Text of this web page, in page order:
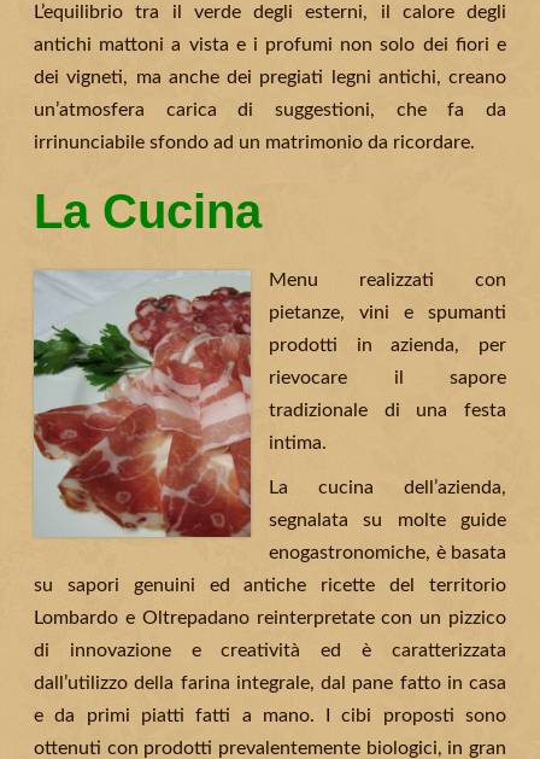
L’equilibrio tra il verde degli esterni, il calore degli
antichi mattoni a vista e i profumi non solo dei fiori e
dei vigneti, ma anche dei pregiati legni antichi, creano
un’atmosfera carica di suggestioni, che fa da
irrinunciabile sfondo ad un matrimonio da ricordare.
La Cucina
Menu realizzati con
pietanze, vini e spumanti
prodotti in azienda, per
rievocare il sapore
tradizionale di una festa
intima.
La cucina dell’azienda,
segnalata su molte guide
enogastronomiche, è basata
su sapori genuini ed antiche ricette del territorio
Lombardo e Oltrepadano reinterpretate con un pizzico
di innovazione e creatività ed è caratterizzata
dall’utilizzo della farina integrale, dal pane fatto in casa
e da primi piatti fatti a mano. I cibi proposti sono
ottenuti con prodotti prevalentemente biologici, in gran